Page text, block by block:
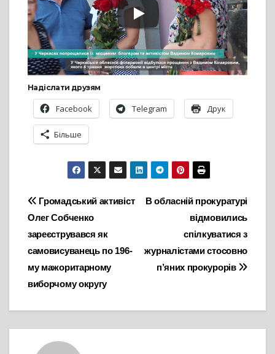
Надіслати друзям
Facebook Telegram Друк
Більше
Навігація
записів
В обласній прокуратурі
відмовились
спілкуватися з
журналістами стосовно
п’яних прокурорів
Громадський активіст
Олег Собченко
зареєструвався як
самовисуванець по 196-
му мажоритарному
виборчому округу